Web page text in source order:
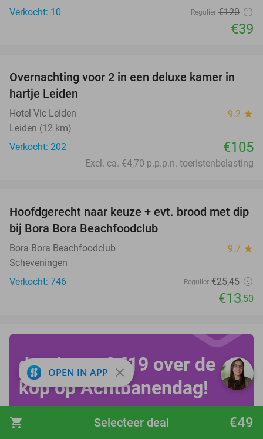
shopping_cart €49
Selecteer deal
Verkocht: 10
Regulier €120
€39
Overnachting voor 2 in een deluxe kamer in
hartje Leiden
Hotel Vic Leiden 9.2 star
Leiden (12 km)
Verkocht: 202
€105
Excl. ca. €4,70 p.p.p.n. toeristenbelasting
47%
Hoofdgerecht naar keuze + evt. brood met dip
bij Bora Bora Beachfoodclub
Bora Bora Beachfoodclub 9.7 star
Scheveningen
Verkocht: 746
Regulier €25,45
€13,50
draai vanaf €19 over de
kop op Achtbanendag!
Bekijk alle deals!
OPEN IN APP close